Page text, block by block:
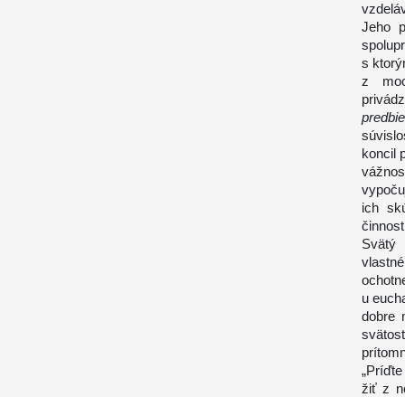
Jeho
s
z
koncil
ich
Svätý
u
dobre
žiť z